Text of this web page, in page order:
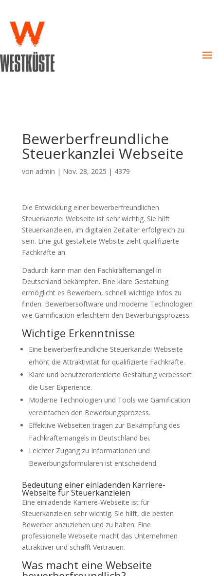
Bewerberfreundliche
Steuerkanzlei Webseite
von admin | Nov. 28, 2025 | 4379
Die Entwicklung einer bewerberfreundlichen
Steuerkanzlei Webseite ist sehr wichtig. Sie hilft
Steuerkanzleien, im digitalen Zeitalter erfolgreich zu
sein. Eine gut gestaltete Website zieht qualifizierte
Fachkräfte an.
Dadurch kann man den Fachkräftemangel in
Deutschland bekämpfen. Eine klare Gestaltung
ermöglicht es Bewerbern, schnell wichtige Infos zu
finden. Bewerbersoftware und moderne Technologien
wie Gamification erleichtern den Bewerbungsprozess.
Wichtige Erkenntnisse
Eine bewerberfreundliche Steuerkanzlei Webseite
erhöht die Attraktivität für qualifizierte Fachkräfte.
Klare und benutzerorientierte Gestaltung verbessert
die User Experience.
Moderne Technologien und Tools wie Gamification
vereinfachen den Bewerbungsprozess.
Effektive Webseiten tragen zur Bekämpfung des
Fachkräftemangels in Deutschland bei.
Leichter Zugang zu Informationen und
Bewerbungsformularen ist entscheidend.
Bedeutung einer einladenden Karriere-
Webseite für Steuerkanzleien
Eine einladende Karriere-Webseite ist für
Steuerkanzleien sehr wichtig. Sie hilft, die besten
Bewerber anzuziehen und zu halten. Eine
professionelle Webseite macht das Unternehmen
attraktiver und schafft Vertrauen.
Was macht eine Webseite